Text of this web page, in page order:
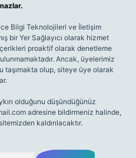
Bilgi Teknolojileri ve İletişim
bir Yer Sağlayıcı olarak hizmet
proaktif olarak denetleme
Ancak, üyelerimiz
taşımakta olup, siteye üye olarak
olduğunu düşündüğünüz
adresine bildirmeniz halinde,
kaldırılacaktır.